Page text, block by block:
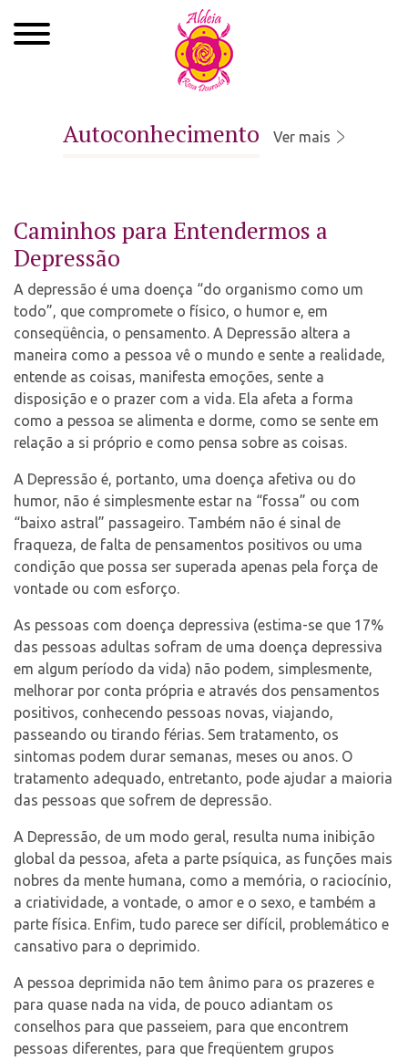
Cursos
Atendimentos
Ayahuasca
Agenda
Select Language ▼
Autoconhecimento Ver mais
Caminhos para Entendermos a
Depressão
A depressão é uma doença “do organismo como um
todo”, que compromete o físico, o humor e, em
conseqüência, o pensamento. A Depressão altera a
maneira como a pessoa vê o mundo e sente a realidade,
entende as coisas, manifesta emoções, sente a
disposição e o prazer com a vida. Ela afeta a forma
como a pessoa se alimenta e dorme, como se sente em
relação a si próprio e como pensa sobre as coisas.
A Depressão é, portanto, uma doença afetiva ou do
humor, não é simplesmente estar na “fossa” ou com
“baixo astral” passageiro. Também não é sinal de
fraqueza, de falta de pensamentos positivos ou uma
condição que possa ser superada apenas pela força de
vontade ou com esforço.
As pessoas com doença depressiva (estima-se que 17%
das pessoas adultas sofram de uma doença depressiva
em algum período da vida) não podem, simplesmente,
melhorar por conta própria e através dos pensamentos
positivos, conhecendo pessoas novas, viajando,
passeando ou tirando férias. Sem tratamento, os
sintomas podem durar semanas, meses ou anos. O
tratamento adequado, entretanto, pode ajudar a maioria
das pessoas que sofrem de depressão.
A Depressão, de um modo geral, resulta numa inibição
global da pessoa, afeta a parte psíquica, as funções mais
nobres da mente humana, como a memória, o raciocínio,
a criatividade, a vontade, o amor e o sexo, e também a
parte física. Enfim, tudo parece ser difícil, problemático e
cansativo para o deprimido.
A pessoa deprimida não tem ânimo para os prazeres e
para quase nada na vida, de pouco adiantam os
conselhos para que passeiem, para que encontrem
pessoas diferentes, para que freqüentem grupos